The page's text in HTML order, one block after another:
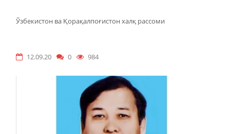
Ўзбекистон ва Қорақалпоғистон халқ рассоми
12.09.20 0 984